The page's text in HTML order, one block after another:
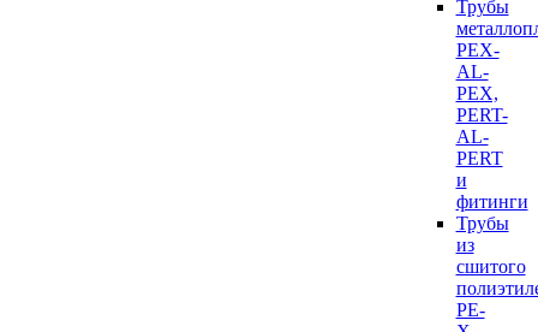
Трубы
PEX-
AL-
PEX,
PERT-
AL-
PERT
и
фитинги
Трубы
из
сшитого
PE-